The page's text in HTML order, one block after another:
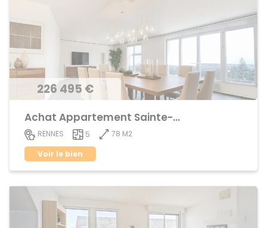
226 495 €
Achat Appartement Sainte-Thérèse
RENNES 5
78 M2
Voir le bien